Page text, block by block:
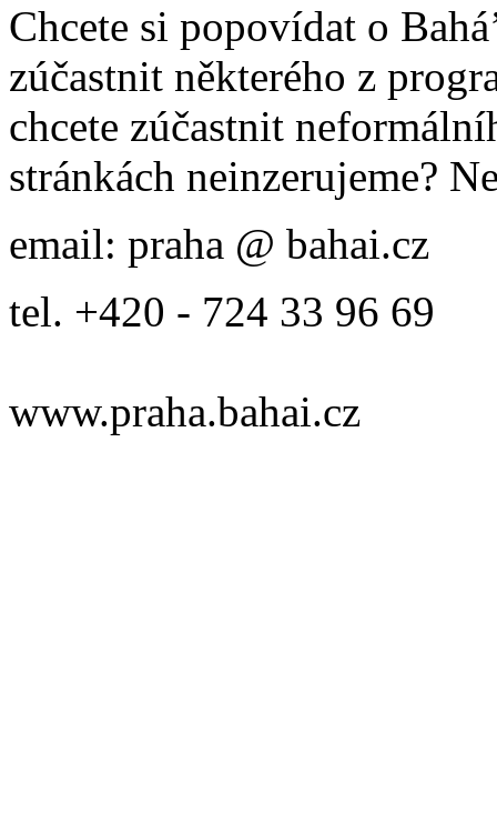
Chcete si popovídat o
zúčastnit některého z
chcete zúčastnit
stránkách neinzerujeme?
email: praha @ bahai.cz
tel. +420 - 724 33 96 69
www.praha.bahai.cz